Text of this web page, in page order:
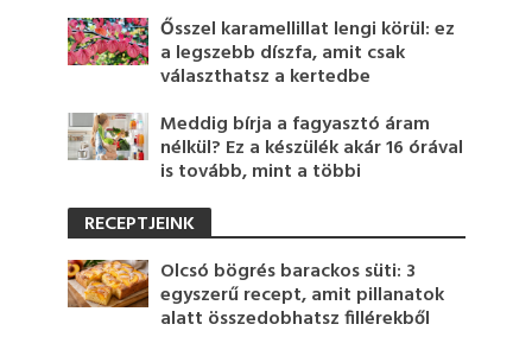
Ősszel karamellillat lengi körül: ez
a legszebb díszfa, amit csak
választhatsz a kertedbe
Meddig bírja a fagyasztó áram
nélkül? Ez a készülék akár 16 órával
is tovább, mint a többi
RECEPTJEINK
Olcsó bögrés barackos süti: 3
egyszerű recept, amit pillanatok
alatt összedobhatsz fillérekből